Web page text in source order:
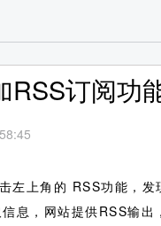
RSS订阅功
左上角的 RSS功能，
息，网站提供RSS输